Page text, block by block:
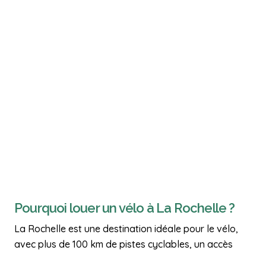
Pourquoi louer un vélo à La Rochelle ?
La Rochelle est une destination idéale pour le vélo,
avec plus de 100 km de pistes cyclables, un accès